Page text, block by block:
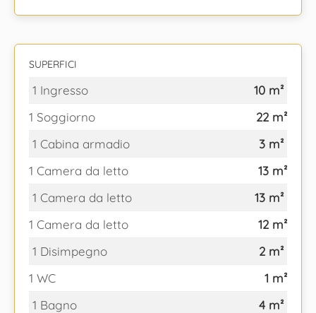
SUPERFICI
1 Ingresso
10 m²
1 Soggiorno
22 m²
1 Cabina armadio
3 m²
1 Camera da letto
13 m²
1 Camera da letto
13 m²
1 Camera da letto
12 m²
1 Disimpegno
2 m²
1 WC
1 m²
1 Bagno
4 m²